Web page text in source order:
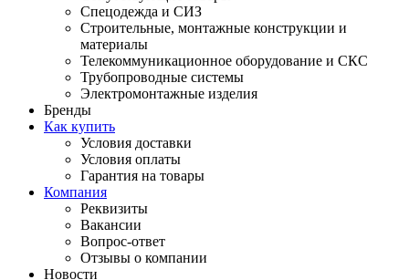
Спецодежда и СИЗ
Строительные, монтажные конструкции и
материалы
Телекоммуникационное оборудование и СКС
Трубопроводные системы
Электромонтажные изделия
Бренды
Как купить
Условия доставки
Условия оплаты
Гарантия на товары
Компания
Реквизиты
Вакансии
Вопрос-ответ
Отзывы о компании
Новости